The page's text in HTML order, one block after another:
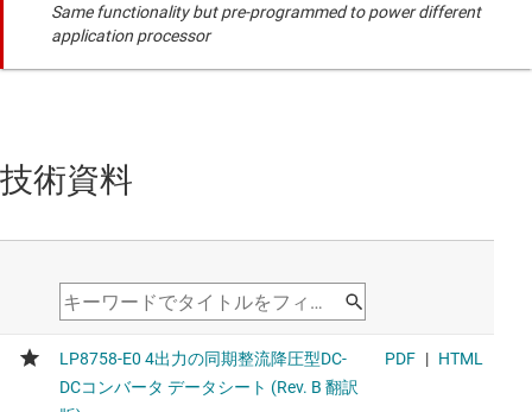
Same functionality but pre-programmed to power different
application processor
技術資料